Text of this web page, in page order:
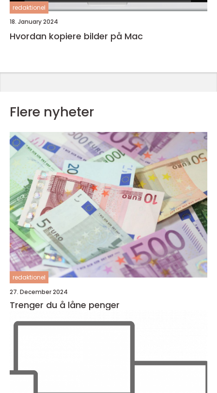
redaktionel
18. January 2024
Hvordan kopiere bilder på Mac
Flere nyheter
redaktionel
27. December 2024
Trenger du å låne penger